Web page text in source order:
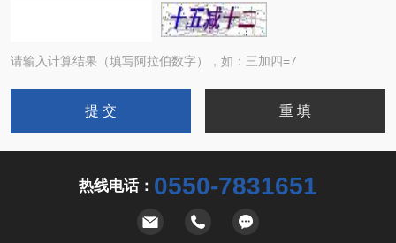
请输入计算结果（填写阿拉伯数字），如：三加四=7
热线电话： 0550-7831651